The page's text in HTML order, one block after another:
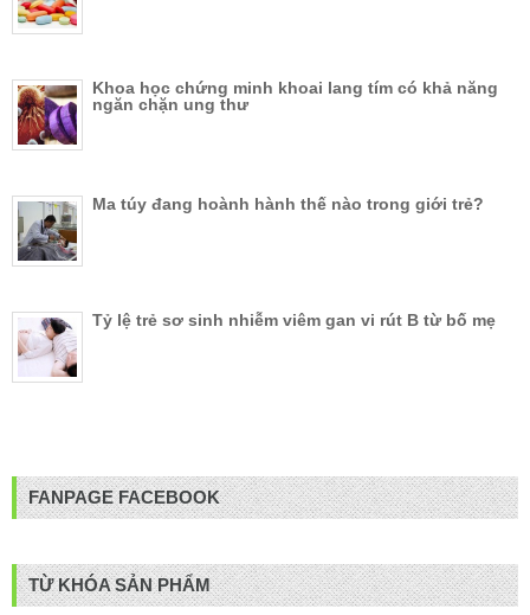
Khoa học chứng minh khoai lang tím có khả năng
ngăn chặn ung thư
Ma túy đang hoành hành thế nào trong giới trẻ?
Tỷ lệ trẻ sơ sinh nhiễm viêm gan vi rút B từ bố mẹ
FANPAGE FACEBOOK
TỪ KHÓA SẢN PHẨM